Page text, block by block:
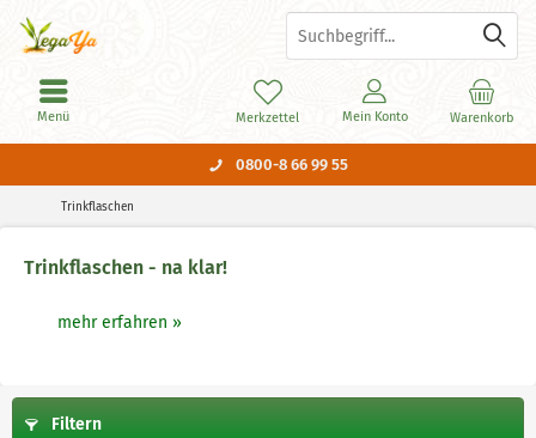
0800-8 66 99 55
Warenkorb
Merkzettel Mein Konto
Menü
Trinkflaschen
Trinkflaschen - na klar!
mehr erfahren »
Filtern